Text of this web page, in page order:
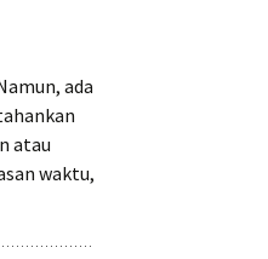
ada
atau
waktu,